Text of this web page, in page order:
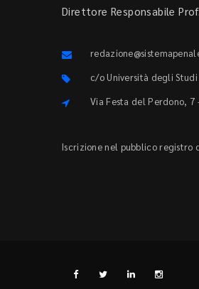
Direttore Responsabile
c/o Università degli
Via Festa del Perdono, 7
Iscrizione nel pubblico registro